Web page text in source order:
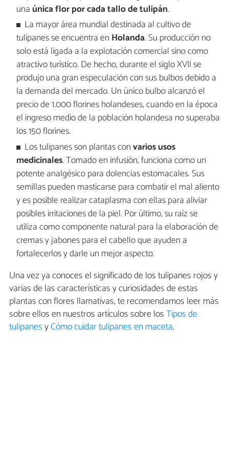
una única flor por cada tallo de tulipán.
La mayor área mundial destinada al cultivo de
tulipanes se encuentra en Holanda. Su producción no
solo está ligada a la explotación comercial sino como
atractivo turístico. De hecho, durante el siglo XVII se
produjo una gran especulación con sus bulbos debido a
la demanda del mercado. Un único bulbo alcanzó el
precio de 1.000 florines holandeses, cuando en la época
el ingreso medio de la población holandesa no superaba
los 150 florines.
Los tulipanes son plantas convarios usos
medicinales. Tomado en infusión, funciona como un
potente analgésico para dolencias estomacales. Sus
semillas pueden masticarse para combatir el mal aliento
y es posible realizar cataplasma con ellas para aliviar
posibles irritaciones de la piel. Por último, su raíz se
utiliza como componente natural para la elaboración de
cremas y jabones para el cabello que ayuden a
fortalecerlos y darle un mejor aspecto.
Una vez ya conoces el significado de los tulipanes rojos y
varias de las características y curiosidades de estas
plantas con flores llamativas, te recomendamos leer más
sobre ellos en nuestros artículos sobre losTipos de
tulipanesyCómo cuidar tulipanes en maceta.